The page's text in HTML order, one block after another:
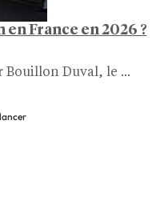
France en 2026 ?
Bouillon Duval, le ...